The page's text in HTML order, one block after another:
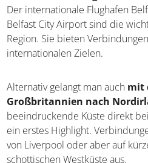
Der richtige Steckdosenadapter
Tipps zum Geld wechseln
Anreise und Fortbewegung
Nordirland istsehr gut mit
Der internationale Flughafen
Belfast City Airport sind die
Region. Sie bieten